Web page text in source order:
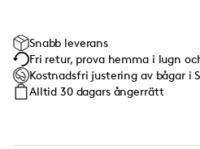
Snabb leverans
Fri retur, prova hemma i lugn
Kostnadsfri justering av bågar i
Alltid 30 dagars ångerrätt